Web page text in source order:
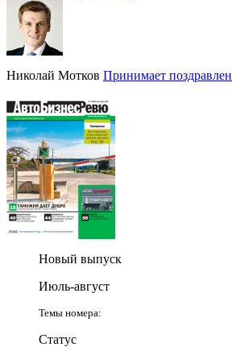
Николай Мотков Принимает
Новый выпуск
Июль-август
Темы номера:
Статус